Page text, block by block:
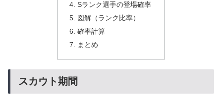
Sランク選手の登場確率
図解（ランク比率）
確率計算
まとめ
スカウト期間